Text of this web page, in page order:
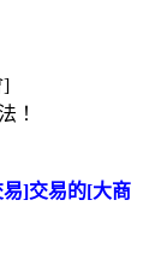
]
！
]交易的[大商